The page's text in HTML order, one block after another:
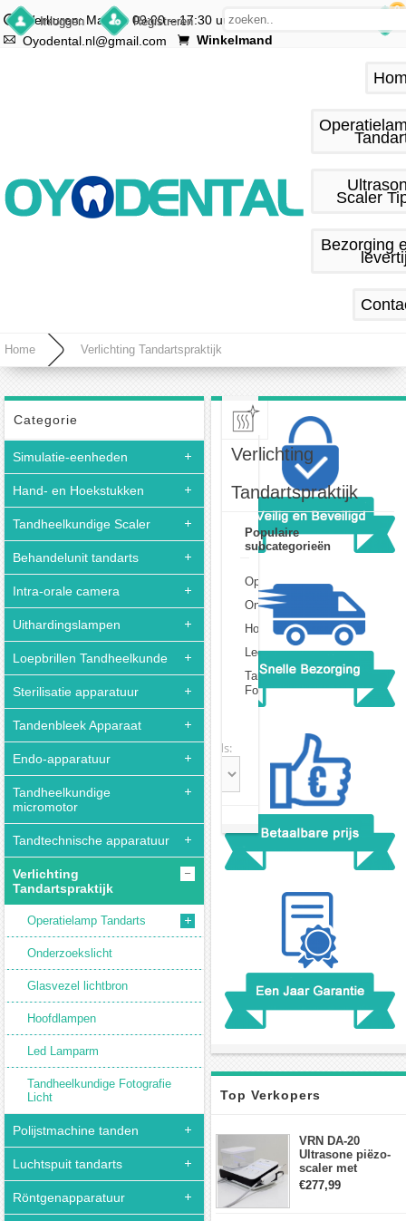
Inloggen Registreren
Werkuren: Ma.–vr. 09:00 – 17:30 uur
Oyodental.nl@gmail.com
Winkelmand
0
Scaler
Bezorging
Home Verlichting Tandartspraktijk
Categorie
Simulatie-eenheden
Hand- en Hoekstukken
Tandheelkundige Scaler
Behandelunit tandarts
Intra-orale camera
Uithardingslampen
Loepbrillen Tandheelkunde
Sterilisatie apparatuur
Tandenbleek Apparaat
Endo-apparatuur
Tandheelkundige
micromotor
Tandtechnische apparatuur
Verlichting
Tandartspraktijk
Operatielamp Tandarts
Onderzoekslicht
Glasvezel lichtbron
Hoofdlampen
Led Lamparm
Tandheelkundige Fotografie
Licht
Polijstmachine tanden
Luchtspuit tandarts
Röntgenapparatuur
Top Verkopers
VRN DA-20
Ultrasone piëzo-
scaler met
waterfles Fit EMS
draadloos
€277,99
Verlichting
Tandartspraktijk
Populaire
subcategorieën
Operatielamp Tandarts
Onderzoekslicht
Hoofdlampen
Led Lamparm
Tandheelkundige
Fotografie Licht
Records:
Sort: